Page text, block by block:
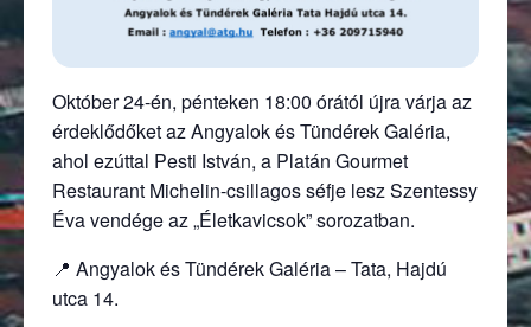
Október 24-én, pénteken 18:00 órától újra várja az
érdeklődőket az Angyalok és Tündérek Galéria,
ahol ezúttal Pesti István, a Platán Gourmet
Restaurant Michelin-csillagos séfje lesz Szentessy
Éva vendége az „Életkavicsok” sorozatban.
📍 Angyalok és Tündérek Galéria – Tata, Hajdú
utca 14.